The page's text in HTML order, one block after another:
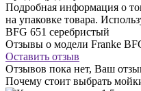
Подробная информация о
на упаковке товара.
BFG 651 серебристый
Отзывы о модели Franke
Оставить отзыв
Отзывов пока нет, Ваш
Почему стоит выбрать